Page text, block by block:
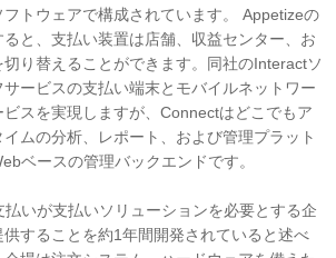
トウェアで構成されています。 Appetizeの
と、支払い装置は店舗、収益センター、お
り替えることができます。同社のInteractソ
ービスの支払い端末とモバイルネットワー
スを実現しますが、Connectはどこでもア
ムの分析、レポート、および管理プラット
ベースの管理バックエンドです。
いが支払いソリューションを必要とする企
することを約1年間開発されていると述べ